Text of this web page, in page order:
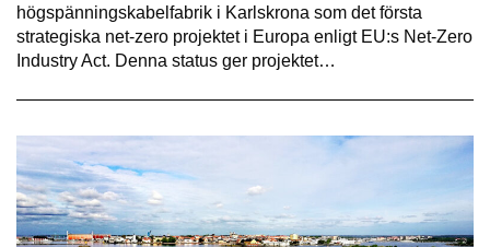
högspänningskabelfabrik i Karlskrona som det första
strategiska net-zero projektet i Europa enligt EU:s Net-Zero
Industry Act. Denna status ger projektet…